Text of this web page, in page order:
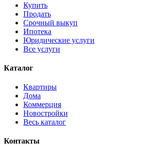
Купить
Продать
Срочный выкуп
Ипотека
Юридические услуги
Все услуги
Каталог
Квартиры
Дома
Коммерция
Новостройки
Весь каталог
Контакты